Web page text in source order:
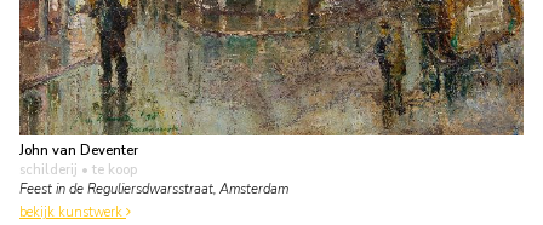
John van Deventer
schilderij • te koop
Feest in de Reguliersdwarsstraat, Amsterdam
bekijk kunstwerk